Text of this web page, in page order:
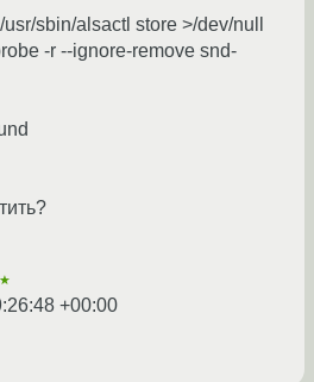
sbin/alsactl store >/dev/null
-r --ignore-remove snd-
+00:00